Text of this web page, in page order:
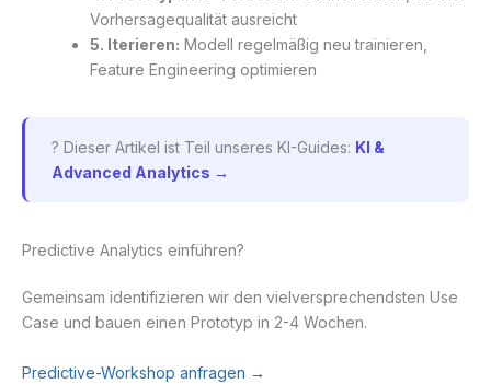
Vorhersagequalität ausreicht
5. Iterieren: Modell regelmäßig neu trainieren,
Feature Engineering optimieren
? Dieser Artikel ist Teil unseres KI-Guides: KI &
Advanced Analytics →
Predictive Analytics einführen?
Gemeinsam identifizieren wir den vielversprechendsten Use
Case und bauen einen Prototyp in 2-4 Wochen.
Predictive-Workshop anfragen →